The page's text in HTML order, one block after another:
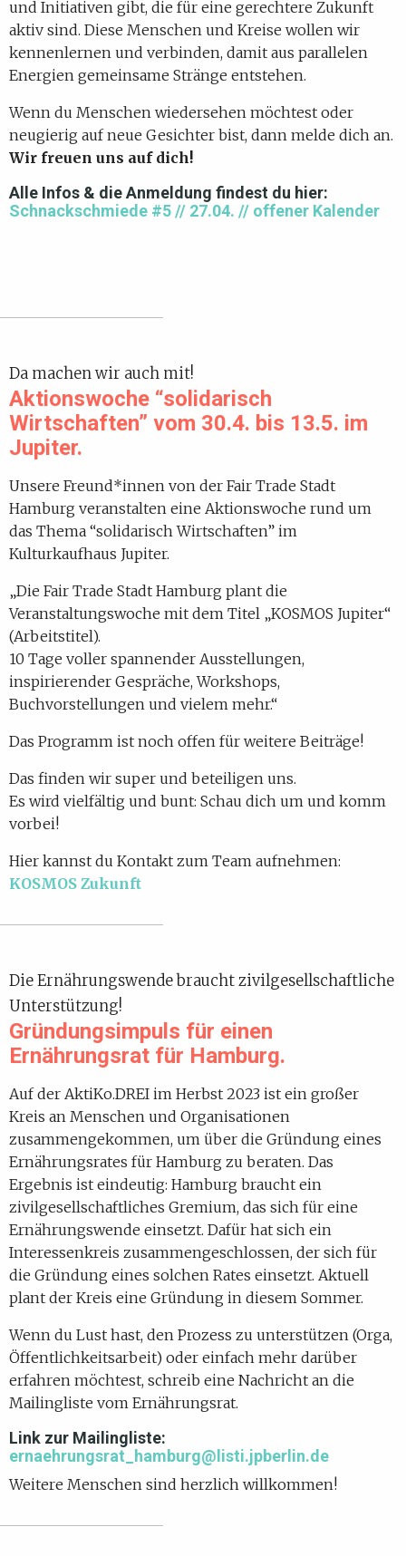
und Initiativen gibt, die für eine gerechtere Zukunft
aktiv sind. Diese Menschen und Kreise wollen wir
kennenlernen und verbinden, damit aus parallelen
Energien gemeinsame Stränge entstehen.
Wenn du Menschen wiedersehen möchtest oder
neugierig auf neue Gesichter bist, dann melde dich an.
Wir freuen uns auf dich!
Alle Infos & die Anmeldung findest du hier:
Schnackschmiede #5 // 27.04. // offener Kalender
Da machen wir auch mit!
Aktionswoche “solidarisch
Wirtschaften” vom 30.4. bis 13.5. im
Jupiter.
Unsere Freund*innen von der Fair Trade Stadt
Hamburg veranstalten eine Aktionswoche rund um
das Thema “solidarisch Wirtschaften” im
Kulturkaufhaus Jupiter.
„Die Fair Trade Stadt Hamburg plant die
Veranstaltungswoche mit dem Titel „KOSMOS Jupiter“
(Arbeitstitel).
10 Tage voller spannender Ausstellungen,
inspirierender Gespräche, Workshops,
Buchvorstellungen und vielem mehr.“
Das Programm ist noch offen für weitere Beiträge!
Das finden wir super und beteiligen uns.
Es wird vielfältig und bunt: Schau dich um und komm
vorbei!
Hier kannst du Kontakt zum Team aufnehmen:
KOSMOS Zukunft
Die Ernährungswende braucht zivilgesellschaftliche
Unterstützung!
Gründungsimpuls für einen
Ernährungsrat für Hamburg.
Auf der AktiKo.DREI im Herbst 2023 ist ein großer
Kreis an Menschen und Organisationen
zusammengekommen, um über die Gründung eines
Ernährungsrates für Hamburg zu beraten. Das
Ergebnis ist eindeutig: Hamburg braucht ein
zivilgesellschaftliches Gremium, das sich für eine
Ernährungswende einsetzt. Dafür hat sich ein
Interessenkreis zusammengeschlossen, der sich für
die Gründung eines solchen Rates einsetzt. Aktuell
plant der Kreis eine Gründung in diesem Sommer.
Wenn du Lust hast, den Prozess zu unterstützen (Orga,
Öffentlichkeitsarbeit) oder einfach mehr darüber
erfahren möchtest, schreib eine Nachricht an die
Mailingliste vom Ernährungsrat.
Link zur Mailingliste:
ernaehrungsrat_hamburg@listi.jpberlin.de
Weitere Menschen sind herzlich willkommen!